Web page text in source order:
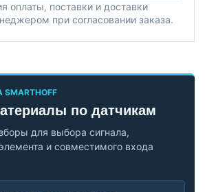
оплаты, поставки и доставки
при согласовании заказа.
по датчикам
для выбора сигнала,
и совместимого входа